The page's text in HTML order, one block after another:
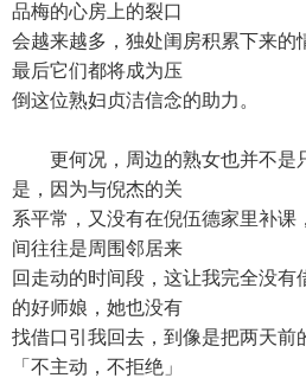
品梅的心房上的裂口
会越来越多，独处闺房积累下来的
最后它们都将成为压
倒这位熟妇贞洁信念的助力。
更何况，周边的熟女也并不是
是，因为与倪杰的关
系平常，又没有在倪伍德家里补课
间往往是周围邻居来
回走动的时间段，这让我完全没有
的好师娘，她也没有
找借口引我回去，到像是把两天前
「不主动，不拒绝」